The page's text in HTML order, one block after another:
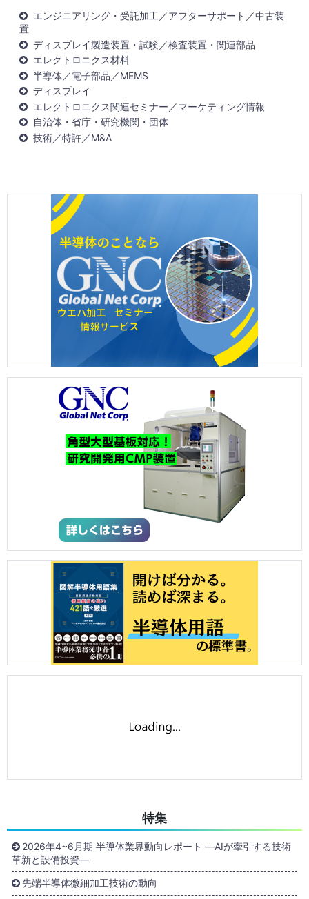
エンジニアリング・受託加工／アフターサポート／中古装
置
ディスプレイ製造装置・試験／検査装置・関連部品
エレクトロニクス材料
半導体／電子部品／MEMS
ディスプレイ
エレクトロニクス関連セミナー／マーケティング情報
自治体・省庁・研究機関・団体
技術／特許／M&A
特集
2026年4~6月期 半導体業界動向レポート ―AIが牽引する技術
革新と設備投資―
先端半導体微細加工技術の動向